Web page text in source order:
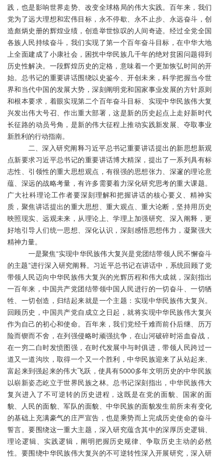
践，也是影响世界走势、改变全球格局的伟大实践。百年来，我们
党为了远大理想和宏伟目标，永不停歇、永不止步、永远奋斗，创
造彪炳史册的辉煌业绩，创造举世惊叹的人间奇迹。经过全党全国
各族人民持续奋斗，我们实现了第一个百年奋斗目标，在中华大地
上全面建成了小康社会，困扰中华民族几千年的绝对贫困问题得到
历史性解决。一段辉煌历史的定格，意味着一个更加恢弘时间的开
始。总书记的重要讲话围绕以史鉴今、开创未来，科学把握当今世
界和当代中国的发展大势，深刻阐明党和国家事业发展的方针原则
和根本要求，着眼实现第二个百年奋斗目标、实现中华民族伟大复
兴发出伟大号召、作出重大部署，这是新的历史起点上走好新时代
长征路的动员号角，是新的伟大征程上推动实践新发展、夺取事业
新胜利的行动指南。
二、深入研究阐释习近平总书记重要讲话提出的新思想新观
点新要求习近平总书记的重要讲话博大精深，提出了一系列具有标
志性、引领性的重大思想观点，有很强的思想张力、深邃的理论意
蕴、深远的战略考量，有许多需要着力深化研究思考的重大课题。
广大社科理论工作者要深刻理解和把握讲话的核心要义、精神实
质，聚焦讲话提出的重大思想、重大观点、重大论断，坚持用历史
映照现实、远观未来，从理论上、学理上加强研究、深入阐释，更
好地引导人们统一思想、深化认识，深刻感悟思想伟力，凝聚强大
精神力量。
一是聚焦“实现中华民族伟大复兴是党团结带领人民不懈奋斗
的主题”进行深入研究阐释。习近平总书记在讲话中，系统回顾了党
带领人民迈向中华民族伟大复兴的光辉历程和伟大成就，深刻指出
一百年来，中国共产党团结带领中国人民进行的一切奋斗、一切牺
牲、一切创造，归结起来就是一个主题：实现中华民族伟大复兴。
回顾历史，中国共产党自成立之日起，就将实现中华民族伟大复兴
作为自己的初心和使命。百年来，我们党经千难而前仆后继、历万
险而锲而不舍，在列强侵略时顽强抗争，在山河破碎时浴血奋战，
在一穷二白时发愤图强，在时代发展中与时俱进，带领人民跨过一
道又一道沟坎，取得一个又一个胜利，中华民族迎来了从站起来、
富起来到强起来的伟大飞跃，使具有5000多年文明历史的中华民族
以崭新姿态屹立于世界民族之林。总书记深刻指出，中华民族伟大
复兴进入了不可逆转的历史进程，这既是在党的面貌、国家的面
貌、人民的面貌、军队的面貌、中华民族的面貌发生前所未有变化
的基础上充满豪气的庄严宣告，也是乘势而上完成历史使命的奋斗
誓言。要围绕这一重大主题，深入研究蕴含其中的深厚历史逻辑、
理论逻辑、实践逻辑，阐明把握历史规律、争取历史主动的必然
性。要围绕中华民族伟大复兴的不可逆转性深入开展研究，深入研